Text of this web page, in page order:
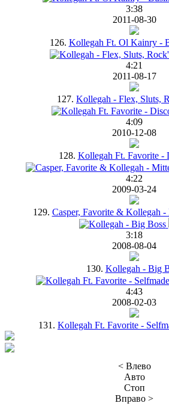
3:38
2011-08-30
126. Kollegah Ft. Ol Kainry -
4:21
2011-08-17
127. Kollegah - Flex, Sluts,
4:09
2010-12-08
128. Kollegah Ft. Favorite -
4:22
2009-03-24
129. Casper, Favorite & Kollegah
3:18
2008-08-04
130. Kollegah - Big
4:43
2008-02-03
131. Kollegah Ft. Favorite -
< Влево
Авто
Стоп
Вправо >